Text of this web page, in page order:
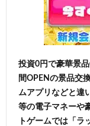
投資0円で豪華景
間OPENの景品交
ムアプリなどと違
等の電子マネーや
トゲームでは「ラ